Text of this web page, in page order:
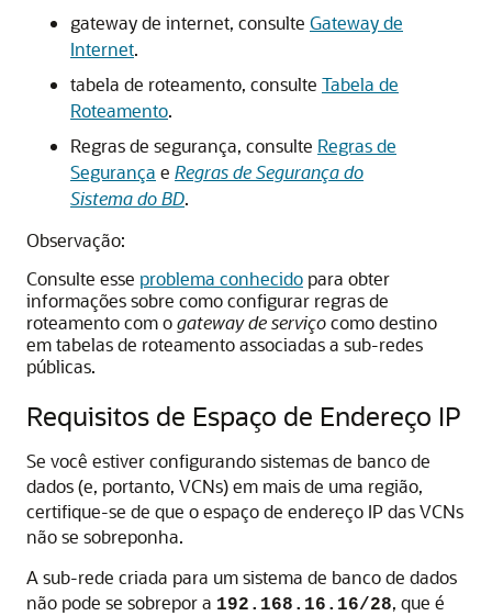
gateway de internet, consulte Gateway de
Internet.
tabela de roteamento, consulte Tabela de
Roteamento.
Regras de segurança, consulte Regras de
Segurança e Regras de Segurança do
Sistema do BD.
Observação:
Consulte esse problema conhecido para obter
informações sobre como configurar regras de
roteamento com ogateway de serviçocomo destino
em tabelas de roteamento associadas a sub-redes
públicas.
Requisitos de Espaço de Endereço IP
Se você estiver configurando sistemas de banco de
dados (e, portanto, VCNs) em mais de uma região,
certifique-se de que o espaço de endereço IP das VCNs
não se sobreponha.
A sub-rede criada para um sistema de banco de dados
não pode se sobrepor a 192.168.16.16/28, que é